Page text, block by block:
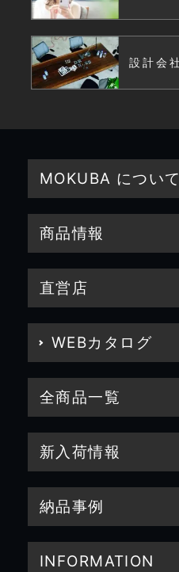
設計会
MOKUBA について
商品情報
直営店
WEBカタログ
全商品一覧
新入荷情報
納品事例
INFORMATION